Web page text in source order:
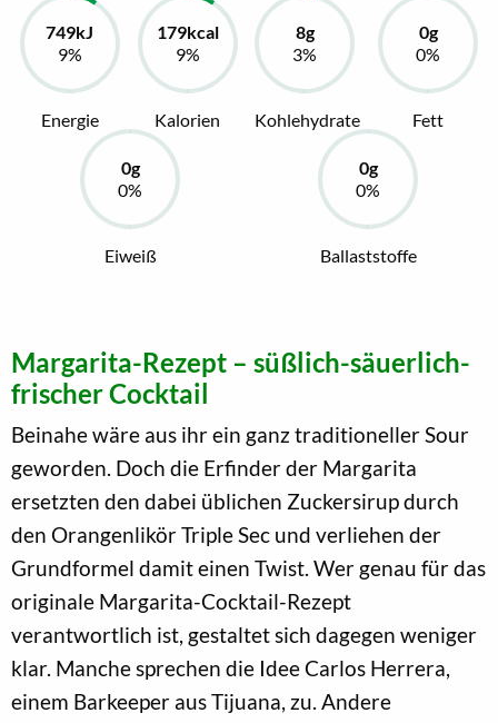
Energie Kalorien Kohlehydrate Fett
Eiweiß Ballaststoffe
Margarita-Rezept – süßlich-säuerlich-
frischer Cocktail
Beinahe wäre aus ihr ein ganz traditioneller Sour
geworden. Doch die Erfinder der Margarita
ersetzten den dabei üblichen Zuckersirup durch
den Orangenlikör Triple Sec und verliehen der
Grundformel damit einen Twist. Wer genau für das
originale Margarita-Cocktail-Rezept
verantwortlich ist, gestaltet sich dagegen weniger
klar. Manche sprechen die Idee Carlos Herrera,
einem Barkeeper aus Tijuana, zu. Andere